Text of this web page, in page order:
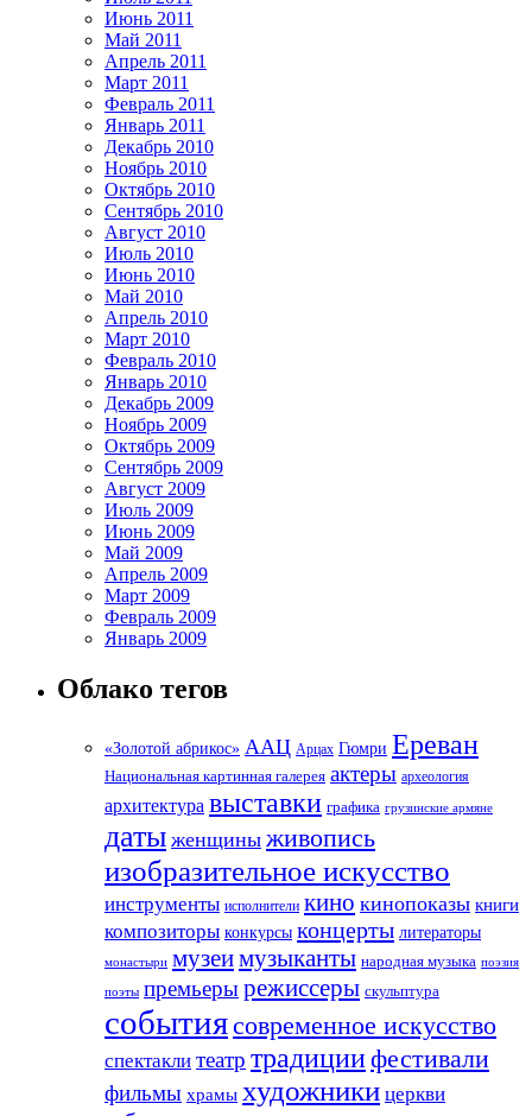
Июнь 2011
Май 2011
Апрель 2011
Март 2011
Февраль 2011
Январь 2011
Декабрь 2010
Ноябрь 2010
Октябрь 2010
Сентябрь 2010
Август 2010
Июль 2010
Июнь 2010
Май 2010
Апрель 2010
Март 2010
Февраль 2010
Январь 2010
Декабрь 2009
Ноябрь 2009
Октябрь 2009
Сентябрь 2009
Август 2009
Июль 2009
Июнь 2009
Май 2009
Апрель 2009
Март 2009
Февраль 2009
Январь 2009
Облако тегов
«Золотой абрикос» ААЦ Арцах Гюмри Ереван
Национальная картинная галерея актеры археология
архитектура выставки графика грузинские армяне
даты женщины живопись
изобразительное искусство
инструменты исполнители кино кинопоказы книги
композиторы конкурсы концерты литераторы
монастыри музеимузыканты народная музыка поэзия
поэты премьерырежиссеры скульптура
событиясовременное искусство
спектакли театр традициифестивали
фильмы храмы художники церкви